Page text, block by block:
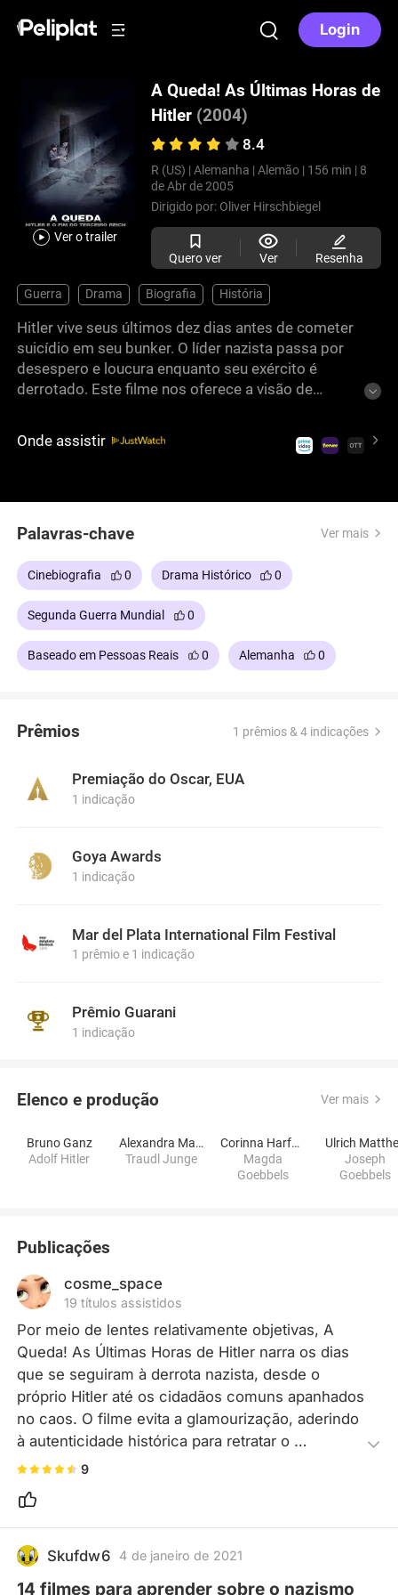
Login
Ver o trailer
A Queda! As Últimas Horas de
Hitler (2004)
8.4
R (US) | Alemanha | Alemão | 156 min | 8
de Abr de 2005
Dirigido por: Oliver Hirschbiegel
Quero ver Ver Resenha
Guerra Drama Biografia História
Hitler vive seus últimos dez dias antes de cometer
suicídio em seu bunker. O líder nazista passa por
desespero e loucura enquanto seu exército é
derrotado. Este filme nos oferece a visão de
desmorona, em um relato rude e brutal da história.
Onde assistir
Palavras-chave Ver mais
Cinebiografia 0 Drama Histórico 0
Segunda Guerra Mundial 0
Baseado em Pessoas Reais 0 Alemanha 0
Prêmios 1 prêmios & 4 indicações
Premiação do Oscar, EUA
1 indicação
Goya Awards
1 indicação
Mar del Plata International Film Festival
1 prêmio e 1 indicação
Prêmio Guarani
1 indicação
Elenco e produção Ver mais
Bruno Ganz
Adolf Hitler
Alexandra Maria Lara
Traudl Junge
Corinna Harfouch
Magda
Goebbels
Ulrich
Joseph
Goebbels
Publicações
cosme_space
19 títulos assistidos
Por meio de lentes relativamente objetivas, A
Queda! As Últimas Horas de Hitler narra os dias
que se seguiram à derrota nazista, desde o
próprio Hitler até os cidadãos comuns apanhados
no caos. O filme evita a glamourização, aderindo
à autenticidade histórica para retratar o
sofrimento infligido pela guerra. Desnuda a feiura
tempos de conflito, oferecendo um retrato
destemido das consequências devastadoras da
guerra.
9
Skufdw6 4 de janeiro de 2021
14 filmes para aprender sobre o nazismo